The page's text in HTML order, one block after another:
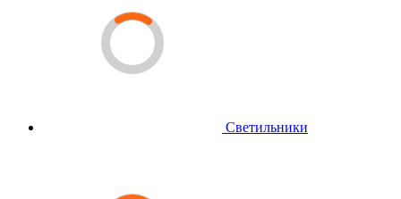
Светильники